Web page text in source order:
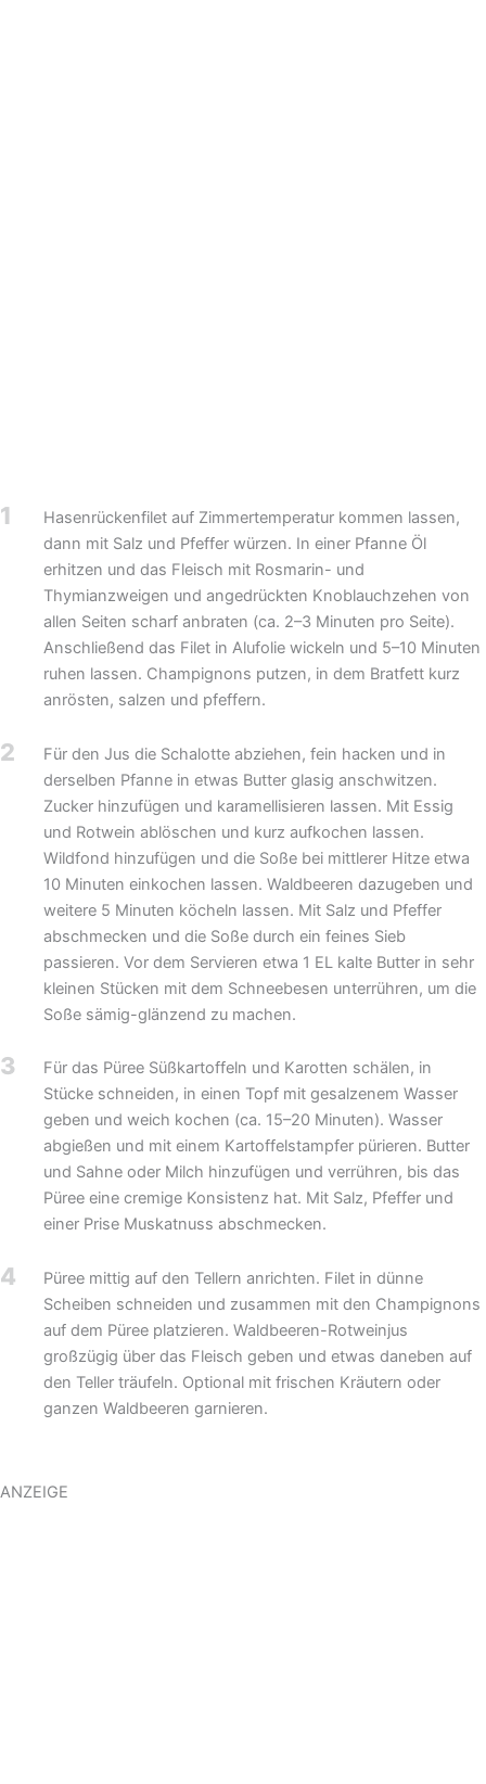
1
Hasenrückenfilet auf Zimmertemperatur kommen lassen,
dann mit Salz und Pfeffer würzen. In einer Pfanne Öl
erhitzen und das Fleisch mit Rosmarin- und
Thymianzweigen und angedrückten Knoblauchzehen von
allen Seiten scharf anbraten (ca. 2–3 Minuten pro Seite).
Anschließend das Filet in Alufolie wickeln und 5–10 Minuten
ruhen lassen. Champignons putzen, in dem Bratfett kurz
anrösten, salzen und pfeffern.
2
Für den Jus die Schalotte abziehen, fein hacken und in
derselben Pfanne in etwas Butter glasig anschwitzen.
Zucker hinzufügen und karamellisieren lassen. Mit Essig
und Rotwein ablöschen und kurz aufkochen lassen.
Wildfond hinzufügen und die Soße bei mittlerer Hitze etwa
10 Minuten einkochen lassen. Waldbeeren dazugeben und
weitere 5 Minuten köcheln lassen. Mit Salz und Pfeffer
abschmecken und die Soße durch ein feines Sieb
passieren. Vor dem Servieren etwa 1 EL kalte Butter in sehr
kleinen Stücken mit dem Schneebesen unterrühren, um die
Soße sämig-glänzend zu machen.
3
Für das Püree Süßkartoffeln und Karotten schälen, in
Stücke schneiden, in einen Topf mit gesalzenem Wasser
geben und weich kochen (ca. 15–20 Minuten). Wasser
abgießen und mit einem Kartoffelstampfer pürieren. Butter
und Sahne oder Milch hinzufügen und verrühren, bis das
Püree eine cremige Konsistenz hat. Mit Salz, Pfeffer und
einer Prise Muskatnuss abschmecken.
4
Püree mittig auf den Tellern anrichten. Filet in dünne
Scheiben schneiden und zusammen mit den Champignons
auf dem Püree platzieren. Waldbeeren-Rotweinjus
großzügig über das Fleisch geben und etwas daneben auf
den Teller träufeln. Optional mit frischen Kräutern oder
ganzen Waldbeeren garnieren.
ANZEIGE